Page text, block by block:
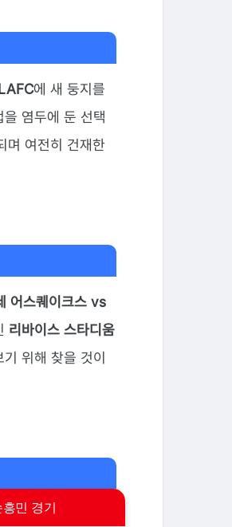
에 새 둥지를
염두에 둔 선택
며 여전히 건재한
어스퀘이크스 vs
리바이스 스타디움
위해 찾을 것이
한 상대와의 경기
민 경기